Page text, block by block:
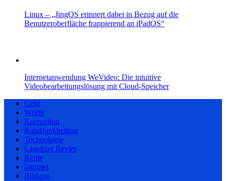
Linux – „JingOS erinnert dabei in Bezug auf die
Benutzeroberfläche frappierend an iPadOS“
Internetanwendung WeVideo: Die intuitive
Videobearbeitungslösung mit Cloud-Speicher
Geld
Wölfe
Korruption
Rundfunkbeitrag
Technologie
Lausitzer Revier
Rente
Internet
Bildung